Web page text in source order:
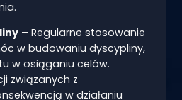
– Regularne stosowanie
w budowaniu dyscypliny,
w osiąganiu celów.
związanych z
w działaniu